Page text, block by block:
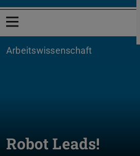
Menü öffnen
Arbeitswissenschaft
Robot Leads!